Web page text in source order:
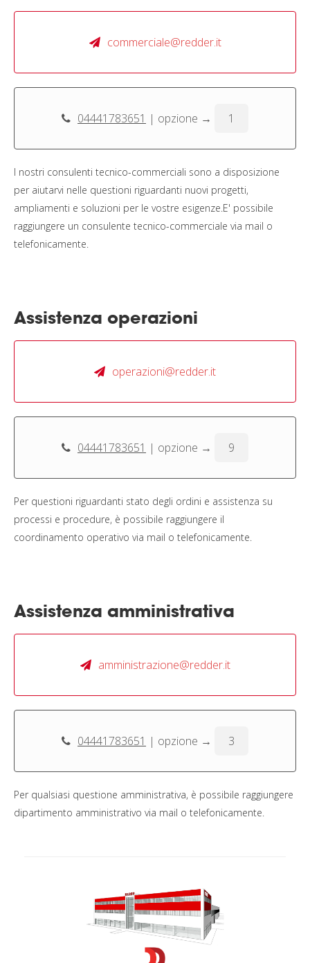
commerciale@redder.it
04441783651 | opzione → 1
I nostri consulenti tecnico-commerciali sono a disposizione
per aiutarvi nelle questioni riguardanti nuovi progetti,
ampliamenti e soluzioni per le vostre esigenze.E' possibile
raggiungere un consulente tecnico-commerciale via mail o
telefonicamente.
Assistenza operazioni
operazioni@redder.it
04441783651 | opzione → 9
Per questioni riguardanti stato degli ordini e assistenza su
processi e procedure, è possibile raggiungere il
coordinamento operativo via mail o telefonicamente.
Assistenza amministrativa
amministrazione@redder.it
04441783651 | opzione → 3
Per qualsiasi questione amministrativa, è possibile raggiungere
dipartimento amministrativo via mail o telefonicamente.